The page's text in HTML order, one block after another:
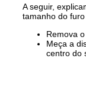
A seguir,
tamanho do
Remova
Meça a
centro do